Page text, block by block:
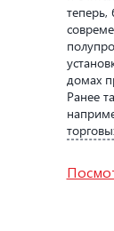
теперь,
домах
Ранее